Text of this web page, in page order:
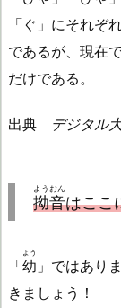
「ぐ」にそれぞ
であるが、現在
だけである。
出典 デジタル大
拗音
ようおん
はここ
「幼
よう
」ではあり
きましょう！